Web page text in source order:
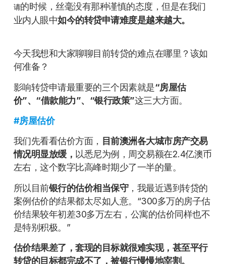
请的时候，丝毫没有那种谨慎的态度，但是在我们
业内人眼中如今的转贷申请难度是越来越大。
今天我想和大家聊聊目前转贷的难点在哪里？该如
何准备？
影响转贷申请最重要的三个因素就是“房屋估
价”、“借款能力”、“银行政策”这三大方面。
#房屋估价
我们先看看估价方面， 目前澳洲各大城市房产交易
情况明显放缓， 以悉尼为例，周交易额在2.4亿澳币
左右，这个数字比高峰时期少了一半的量。
所以目前银行的估价相当保守，我最近遇到转贷的
案例估价的结果都太尽如人意。“300多万的房子估
价结果较年初差30多万左右，公寓的估价同样也不
是特别积极。”
估价结果差了，套现的目标就很难实现，甚至平行
转贷的目标都完成不了，被银行慢慢地宰割。